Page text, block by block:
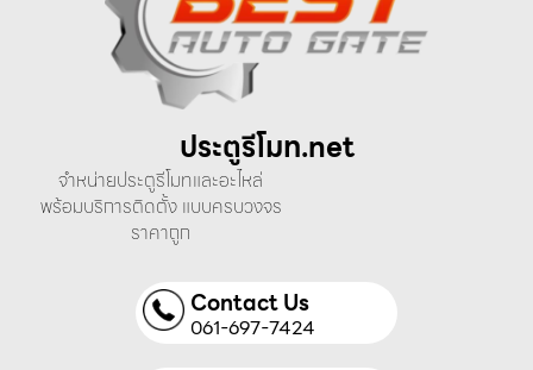
ประตูรีโมท.net
จำหน่ายประตูรีโมทและอะไหล่
พร้อมบริการติดตั้ง แบบครบวงจร
ราคาถูก
Contact Us
061-697-7424